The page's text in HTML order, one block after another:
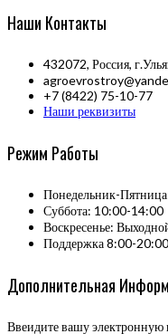
Наши Контакты
432072, Россия,
+7 (8422) 75-10-77
Наши реквизиты
Режим Работы
Понедельник-
Суббота: 10:00-14:00
Воскресенье:
Поддержка 8:00-20:00
Дополнительная
Ввеидите вашу электронную